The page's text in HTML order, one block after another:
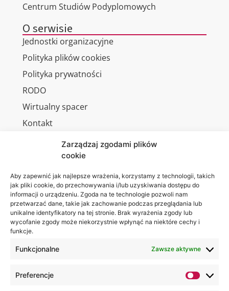
Zarządzaj zgodami plików
cookie
Aby zapewnić jak najlepsze wrażenia, korzystamy z technologii, takich
jak pliki cookie, do przechowywania i/lub uzyskiwania dostępu do
informacji o urządzeniu. Zgoda na te technologie pozwoli nam
przetwarzać dane, takie jak zachowanie podczas przeglądania lub
unikalne identyfikatory na tej stronie. Brak wyrażenia zgody lub
wycofanie zgody może niekorzystnie wpłynąć na niektóre cechy i
funkcje.
Funkcjonalne Zawsze aktywne
Preferencje
Centrum Studiów Podyplomowych
O serwisie
Jednostki organizacyjne
Polityka plików cookies
Polityka prywatności
RODO
Wirtualny spacer
Kontakt
Lubelska
Akademia
WSEI
ul.
Projektowa
Jesteśmy
na: